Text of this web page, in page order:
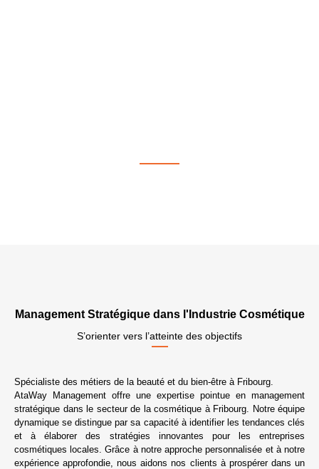
Management Stratégique dans l'Industrie Cosmétique
S’orienter vers l’atteinte des objectifs
Spécialiste des métiers de la beauté et du bien-être à Fribourg.
AtaWay Management offre une expertise pointue en management
stratégique dans le secteur de la cosmétique à Fribourg. Notre équipe
dynamique se distingue par sa capacité à identifier les tendances clés
et à élaborer des stratégies innovantes pour les entreprises
cosmétiques locales. Grâce à notre approche personnalisée et à notre
expérience approfondie, nous aidons nos clients à prospérer dans un